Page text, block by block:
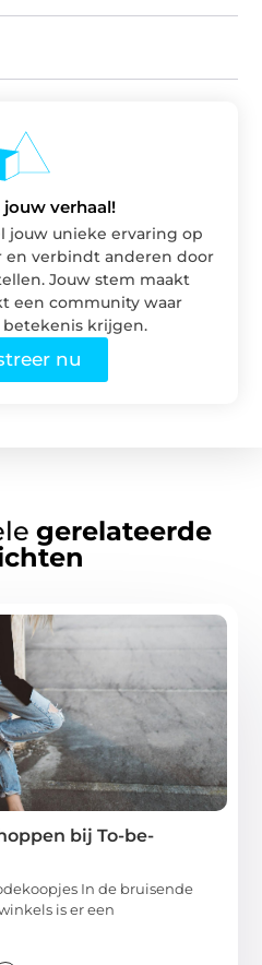
jouw verhaal!
jouw unieke ervaring op
en verbindt anderen door
Jouw stem maakt
een community waar
krijgen.
nu
gerelateerde
bij To-be-
In de bruisende
is er een